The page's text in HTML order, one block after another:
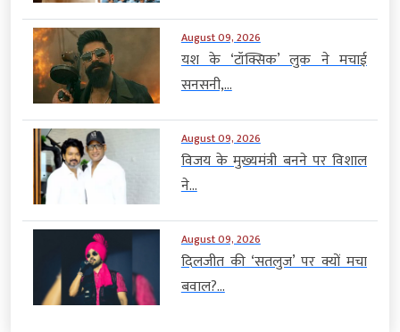
August 09, 2026
यश के ‘टॉक्सिक’ लुक ने मचाई
सनसनी,...
August 09, 2026
विजय के मुख्यमंत्री बनने पर विशाल
ने...
August 09, 2026
दिलजीत की ‘सतलुज’ पर क्यों मचा
बवाल?...